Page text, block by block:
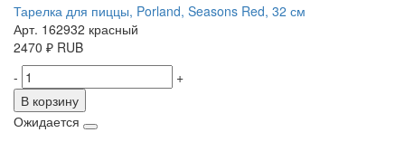
Тарелка для пиццы, Porland, Seasons Red, 32 см
Арт. 162932 красный
2470 ₽ RUB
-
+
В корзину
Ожидается